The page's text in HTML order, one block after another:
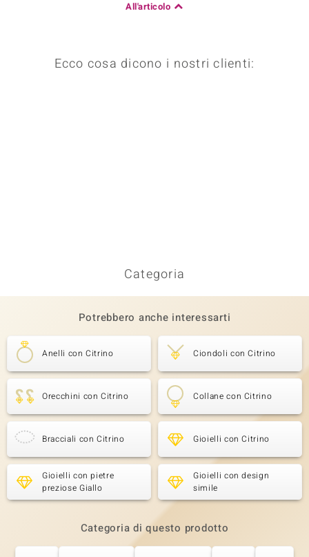
All'articolo
Ecco cosa dicono i nostri clienti:
Categoria
Potrebbero anche interessarti
Anelli con Citrino Ciondoli con Citrino
Orecchini con Citrino Collane con Citrino
Bracciali con Citrino Gioielli con Citrino
Gioielli con pietre
preziose Giallo
Gioielli con design
simile
Categoria di questo prodotto